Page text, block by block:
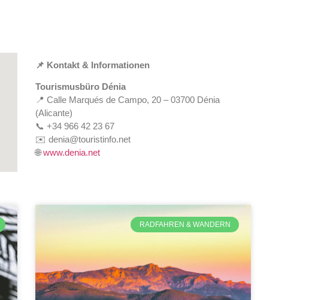
📌 Kontakt & Informationen
Tourismusbüro Dénia
📍 Calle Marqués de Campo, 20 – 03700 Dénia
(Alicante)
📞 +34 966 42 23 67
✉️ denia@touristinfo.net
🌐www.denia.net
RADFAHREN & WANDERN